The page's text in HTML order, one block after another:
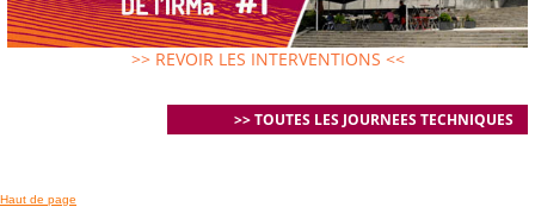
>> REVOIR LES INTERVENTIONS <<
>> TOUTES LES JOURNEES TECHNIQUES
Haut de page